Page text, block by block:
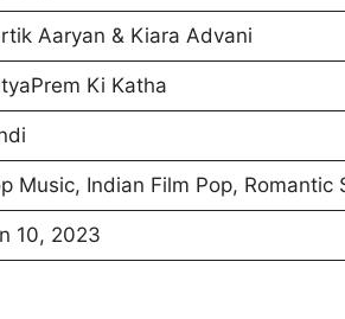
Aaryan & Kiara Advani
Ki Katha
Music, Indian Film Pop, Romantic
10, 2023